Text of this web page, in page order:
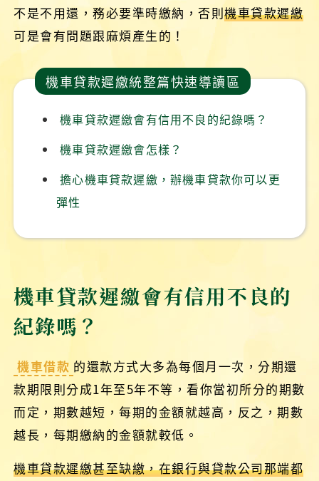
不是不用還，務必要準時繳納，否則機車貸款遲繳
可是會有問題跟麻煩產生的！
機車貸款遲繳統整篇快速導讀區
機車貸款遲繳會有信用不良的紀錄嗎？
機車貸款遲繳會怎樣？
擔心機車貸款遲繳，辦機車貸款你可以更
彈性
機車貸款遲繳會有信用不良的
紀錄嗎？
機車借款 的還款方式大多為每個月一次，分期還
款期限則分成1年至5年不等，看你當初所分的期數
而定，期數越短，每期的金額就越高，反之，期數
越長，每期繳納的金額就較低。
機車貸款遲繳甚至缺繳，在銀行與貸款公司那端都